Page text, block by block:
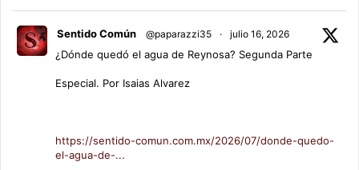
Sentido Común @paparazzi35 · julio 16, 2026
¿Dónde quedó el agua de Reynosa? Segunda Parte
Especial. Por Isaias Alvarez
https://sentido-comun.com.mx/2026/07/donde-quedo-
el-agua-de-...